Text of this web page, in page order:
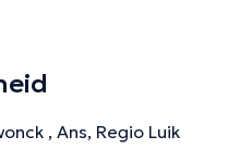
, Ans, Regio Luik